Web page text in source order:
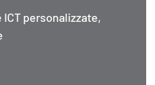
personalizzate,